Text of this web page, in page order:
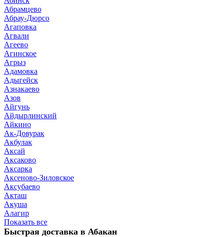
Абрамцево
Абрау-Дюрсо
Агаповка
Агвали
Агеево
Агинское
Агрыз
Адамовка
Адыгейск
Азнакаево
Азов
Айгунь
Айдырлинский
Айкино
Ак-Довурак
Акбулак
Аксай
Аксаково
Аксарка
Аксеново-Зиловское
Аксубаево
Акташ
Акуша
Алагир
Показать все
Быстрая доставка в Абакан